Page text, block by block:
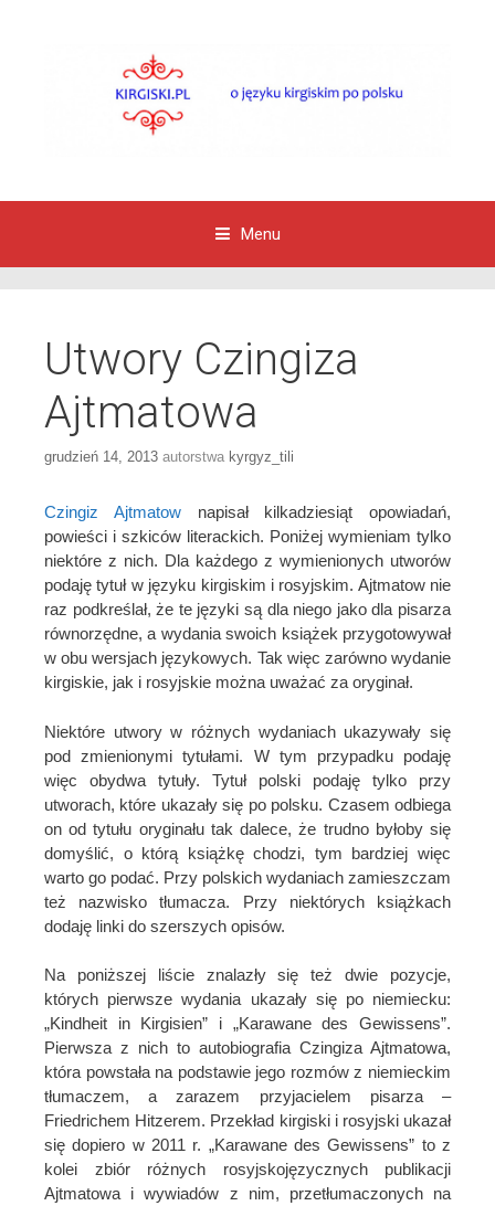
Menu
Utwory Czingiza
Ajtmatowa
grudzień 14, 2013 autorstwa kyrgyz_tili
Czingiz Ajtmatownapisał kilkadziesiąt opowiadań,
powieści i szkiców literackich. Poniżej wymieniam tylko
niektóre z nich. Dla każdego z wymienionych utworów
podaję tytuł w języku kirgiskim i rosyjskim. Ajtmatow nie
raz podkreślał, że te języki są dla niego jako dla pisarza
równorzędne, a wydania swoich książek przygotowywał
w obu wersjach językowych. Tak więc zarówno wydanie
kirgiskie, jak i rosyjskie można uważać za oryginał.
Niektóre utwory w różnych wydaniach ukazywały się
pod zmienionymi tytułami. W tym przypadku podaję
więc obydwa tytuły. Tytuł polski podaję tylko przy
utworach, które ukazały się po polsku. Czasem odbiega
on od tytułu oryginału tak dalece, że trudno byłoby się
domyślić, o którą książkę chodzi, tym bardziej więc
warto go podać. Przy polskich wydaniach zamieszczam
też nazwisko tłumacza. Przy niektórych książkach
dodaję linki do szerszych opisów.
Na poniższej liście znalazły się też dwie pozycje,
których pierwsze wydania ukazały się po niemiecku:
„Kindheit in Kirgisien” i „Karawane des Gewissens”.
Pierwsza z nich to autobiografia Czingiza Ajtmatowa,
która powstała na podstawie jego rozmów z niemieckim
tłumaczem, a zarazem przyjacielem pisarza –
Friedrichem Hitzerem. Przekład kirgiski i rosyjski ukazał
się dopiero w 2011 r. „Karawane des Gewissens” to z
kolei zbiór różnych rosyjskojęzycznych publikacji
Ajtmatowa i wywiadów z nim, przetłumaczonych na